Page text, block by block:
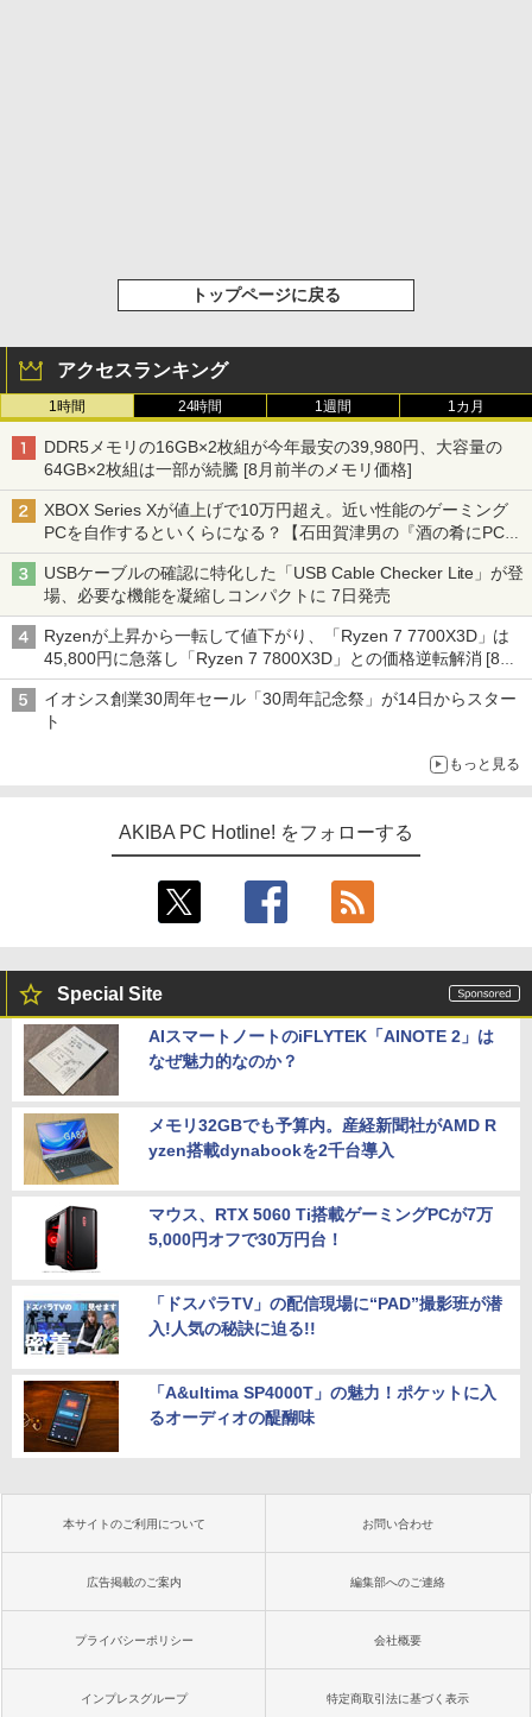
トップページに戻る
アクセスランキング
1時間 24時間 1週間 1カ月
DDR5メモリの16GB×2枚組が今年最安の39,980円、大容量の
64GB×2枚組は一部が続騰 [8月前半のメモリ価格]
XBOX Series Xが値上げで10万円超え。近い性能のゲーミング
PCを自作するといくらになる？【石田賀津男の『酒の肴にPCゲ
ーム』】
USBケーブルの確認に特化した「USB Cable Checker Lite」が登
場、必要な機能を凝縮しコンパクトに 7日発売
Ryzenが上昇から一転して値下がり、「Ryzen 7 7700X3D」は
45,800円に急落し「Ryzen 7 7800X3D」との価格逆転解消 [8月
前半のCPU価格]
イオシス創業30周年セール「30周年記念祭」が14日からスター
ト
もっと見る
AKIBA PC Hotline! をフォローする
Special Site
AIスマートノートのiFLYTEK「AINOTE 2」は
なぜ魅力的なのか？
メモリ32GBでも予算内。産経新聞社がAMD R
yzen搭載dynabookを2千台導入
マウス、RTX 5060 Ti搭載ゲーミングPCが7万
5,000円オフで30万円台！
「ドスパラTV」の配信現場に“PAD”撮影班が潜
入!人気の秘訣に迫る!!
「A&ultima SP4000T」の魅力！ポケットに入
るオーディオの醍醐味
本サイトのご利用について お問い合わせ
広告掲載のご案内 編集部へのご連絡
プライバシーポリシー 会社概要
インプレスグループ 特定商取引法に基づく表示